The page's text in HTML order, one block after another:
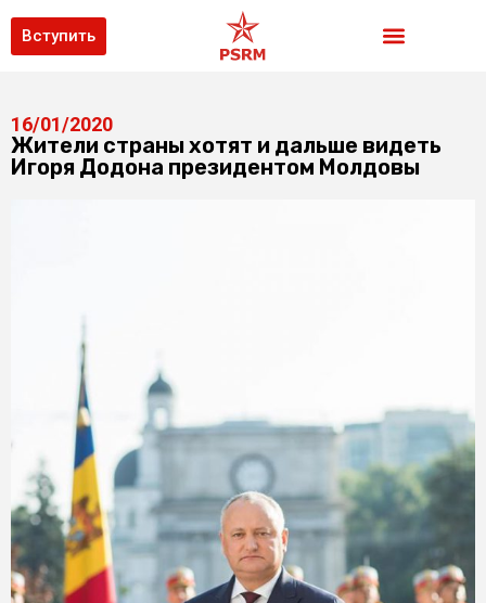
Вступить
16/01/2020
Жители страны хотят и дальше видеть
Игоря Додона президентом Молдовы